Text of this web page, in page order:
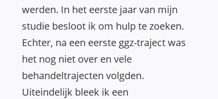
werden. In het eerste jaar van mijn
studie besloot ik om hulp te zoeken.
Echter, na een eerste ggz-traject was
het nog niet over en vele
behandeltrajecten volgden.
Uiteindelijk bleek ik een